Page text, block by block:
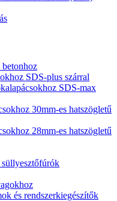
betonhoz
SDS-plus szárral
SDS-max
30mm-es hatszögletű
28mm-es hatszögletű
süllyesztőfúrók
és rendszerkiegészítők